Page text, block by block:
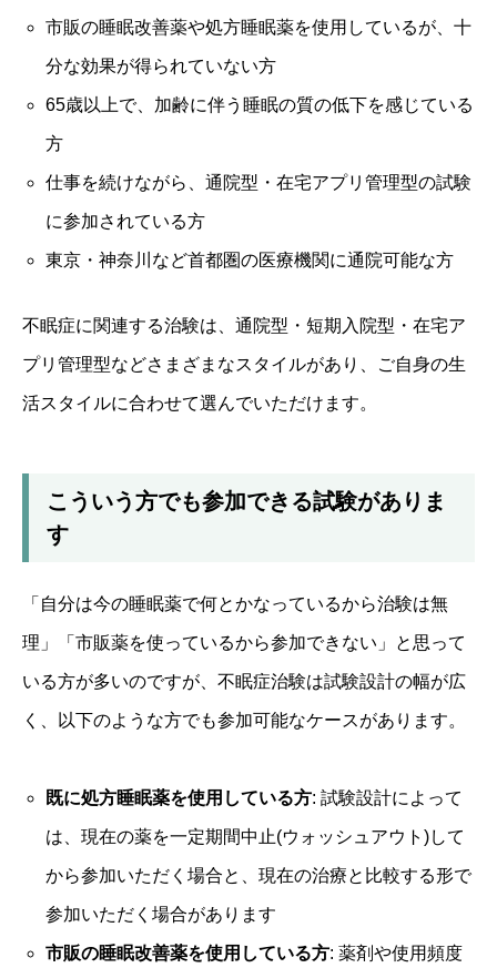
市販の睡眠改善薬や処方睡眠薬を使用しているが、十
分な効果が得られていない方
65歳以上で、加齢に伴う睡眠の質の低下を感じている
方
仕事を続けながら、通院型・在宅アプリ管理型の試験
に参加されている方
東京・神奈川など首都圏の医療機関に通院可能な方
不眠症に関連する治験は、通院型・短期入院型・在宅ア
プリ管理型などさまざまなスタイルがあり、ご自身の生
活スタイルに合わせて選んでいただけます。
こういう方でも参加できる試験がありま
す
「自分は今の睡眠薬で何とかなっているから治験は無
理」「市販薬を使っているから参加できない」と思って
いる方が多いのですが、不眠症治験は試験設計の幅が広
く、以下のような方でも参加可能なケースがあります。
既に処方睡眠薬を使用している方: 試験設計によって
は、現在の薬を一定期間中止(ウォッシュアウト)して
から参加いただく場合と、現在の治療と比較する形で
参加いただく場合があります
市販の睡眠改善薬を使用している方: 薬剤や使用頻度